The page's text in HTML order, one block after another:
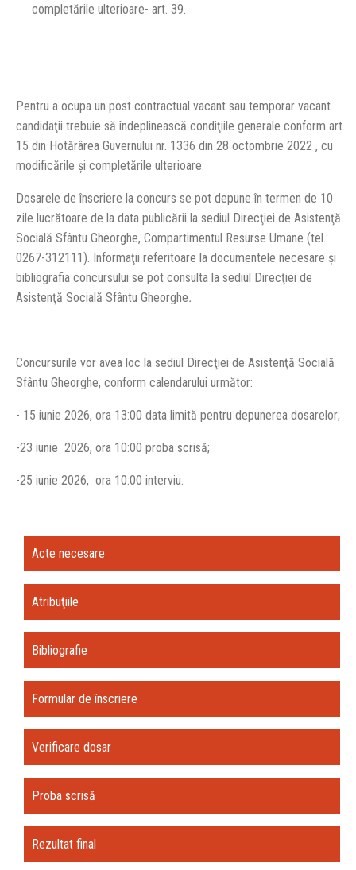
completările ulterioare- art. 39.
Pentru a ocupa un post contractual vacant sau temporar vacant
candidaţii trebuie să îndeplinească condiţiile generale conform art.
15 din Hotărârea Guvernului nr. 1336 din 28 octombrie 2022 , cu
modificările şi completările ulterioare.
Dosarele de înscriere la concurs se pot depune în termen de 10
zile lucrătoare de la data publicării la sediul Direcţiei de Asistenţă
Socială Sfântu Gheorghe, Compartimentul Resurse Umane (tel.:
0267-312111). Informaţii referitoare la documentele necesare şi
bibliografia concursului se pot consulta la sediul Direcţiei de
Asistenţă Socială Sfântu Gheorghe.
Concursurile vor avea loc la sediul Direcţiei de Asistenţă Socială
Sfântu Gheorghe, conform calendarului următor:
- 15 iunie 2026, ora 13:00 data limită pentru depunerea dosarelor;
-23 iunie 2026, ora 10:00 proba scrisă;
-25 iunie 2026, ora 10:00 interviu.
Acte necesare
Atribuţiile
Bibliografie
Formular de înscriere
Verificare dosar
Proba scrisă
Rezultat final